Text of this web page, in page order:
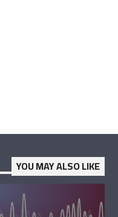
YOU MAY ALSO LIKE